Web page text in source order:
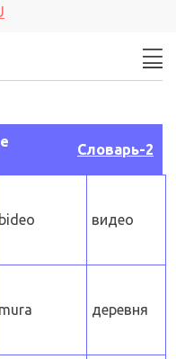
Словарь-2
bideo видео
mura деревня